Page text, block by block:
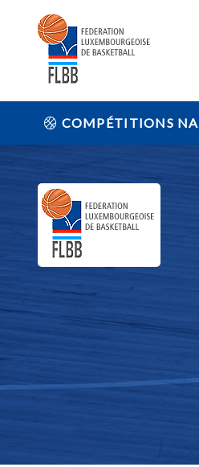
COMPÉTITIONS